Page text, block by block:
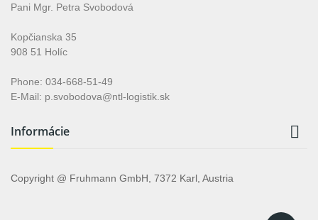
Pani Mgr. Petra Svobodová
Kopčianska 35
908 51 Holíc
Phone: 034-668-51-49
E-Mail: p.svobodova@ntl-logistik.sk
Informácie 
Copyright @ Fruhmann GmbH, 7372 Karl, Austria